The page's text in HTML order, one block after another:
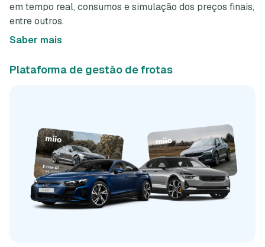
em tempo real, consumos e simulação dos preços finais,
entre outros.
Saber mais
Plataforma de gestão de frotas